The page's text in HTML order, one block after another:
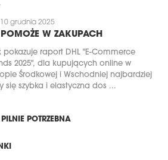
10 grudnia 2025
W ZAKUPACH
pokazuje raport DHL "E-Commerce
2025", dla kupujących online w
Środkowej i Wschodniej najbardziej
się szybka i elastyczna dos ...
POTRZEBNA